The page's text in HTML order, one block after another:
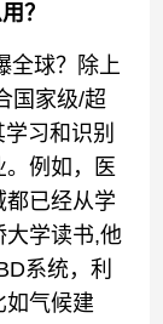
？
球？除上
国家级/超
习和识别
。例如，医
都已经从学
大学读书,他
系统，利
如气候建